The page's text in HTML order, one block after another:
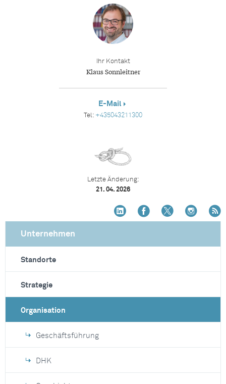
Ihr Kontakt
Klaus Sonnleitner
E-Mail
Tel: +435043211300
Letzte Änderung:
21. 04. 2026
Unternehmen
Standorte
Strategie
Organisation
Geschäftsführung
DHK